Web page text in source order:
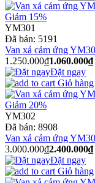
Giảm 15%
YM301
Đã bán: 5191
Van xả cảm ứng
1.250.000₫1.060.000₫
Đặt ngay
Giỏ hàng
Giảm 20%
YM302
Đã bán: 8908
Van xả cảm ứng
3.000.000₫2.400.000₫
Đặt ngay
Giỏ hàng